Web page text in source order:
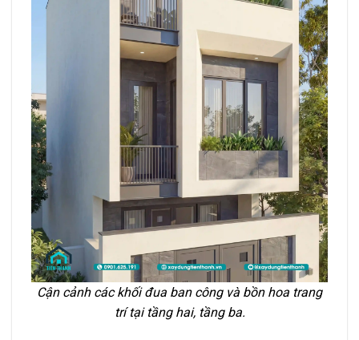
Cận cảnh các khối đua ban công và bồn hoa trang
trí tại tầng hai, tầng ba.